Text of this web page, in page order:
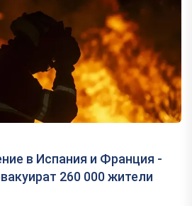
в Испания и Франция -
260 000 жители